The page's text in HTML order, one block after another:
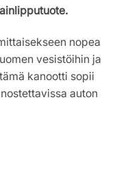
nopea
vesistöihin ja
kanootti sopii
auton